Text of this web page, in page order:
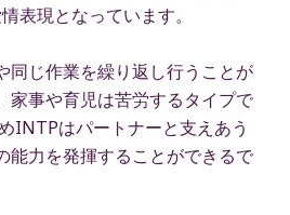
表現となっています。
同じ作業を繰り返し行うことが
家事や育児は苦労するタイプで
INTPはパートナーと支えあう
能力を発揮することができるで